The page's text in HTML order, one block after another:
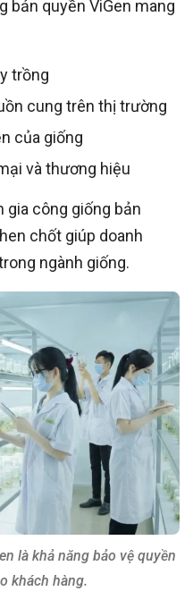
bản quyền ViGen mang
trồng
cung trên thị trường
của giống
và thương hiệu
gia công giống bản
chốt giúp doanh
ngành giống.
là khả năng bảo vệ quyền
khách hàng.